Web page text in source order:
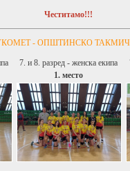
Честитамо!!!
- ОПШТИНСКО
7. и 8. разред - женска екипа
1. место